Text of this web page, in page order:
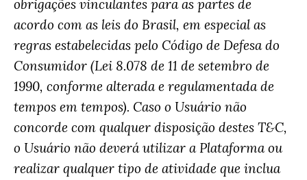
obrigações vinculantes para as partes de
acordo com as leis do Brasil, em especial as
regras estabelecidas pelo Código de Defesa do
Consumidor (Lei 8.078 de 11 de setembro de
1990, conforme alterada e regulamentada de
tempos em tempos). Caso o Usuário não
concorde com qualquer disposição destes T&C,
o Usuário não deverá utilizar a Plataforma ou
realizar qualquer tipo de atividade que inclua